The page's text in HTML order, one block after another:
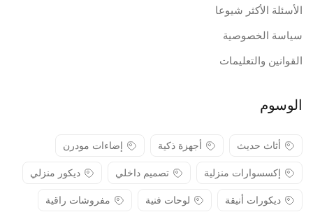
الأسئلة الأكثر شيوعا
سياسة الخصوصية
القوانين والتعليمات
الوسوم
أثاث حديث أجهزة ذكية
إضاءات مودرن
إكسسوارات منزلية
تصميم داخلي
ديكور منزلي
ديكورات أنيقة
لوحات فنية مفروشات راقية